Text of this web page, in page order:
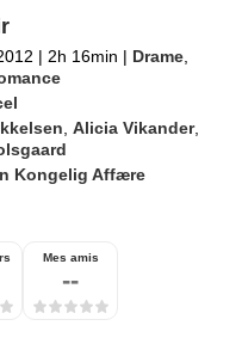
| 2h 16min | Drame
,Alicia Vikander,
Kongelig Affære
Mes amis
--